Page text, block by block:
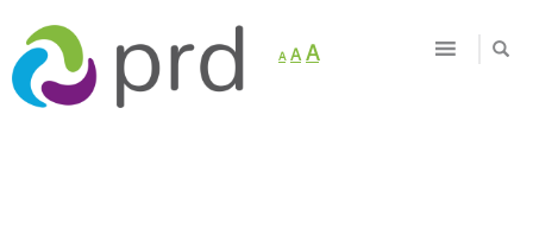
A
Decrease
font
A Reset
AIncrease